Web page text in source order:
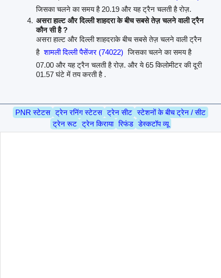
जिसका चलने का समय है 20.19 और यह ट्रैन चलती है रोज़.
असरा हाल्ट और दिल्ली शाहदरा के बीच सबसे तेज़ चलने वाली ट्रैन
कौन सी है ?
असरा हाल्ट और दिल्ली शाहदराके बीच सबसे तेज़ चलने वाली ट्रैन
है शामली दिल्ली पैसेंजर (74022) जिसका चलने का समय है
07.00 और यह ट्रैन चलती है रोज़. और ये 65 किलोमीटर की दूरी
01.57 घंटे में तय करती है .
PNR स्टेटस ट्रेन रनिंग स्टेटस ट्रेन सीट स्टेशनों के बीच ट्रेन / सीट
ट्रेन रूट ट्रेन किराया रिफंड डेस्कटॉप व्यू